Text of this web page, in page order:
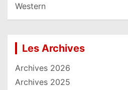
Western
Les Archives
Archives 2026
Archives 2025